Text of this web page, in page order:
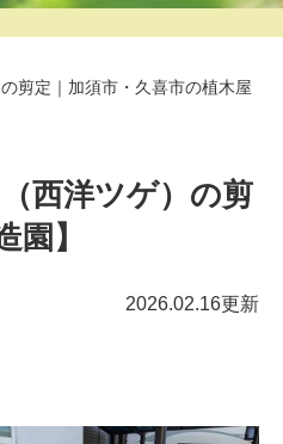
剪定｜加須市・久喜市の植木屋
西洋ツゲ）の剪
】
2026.02.16更新